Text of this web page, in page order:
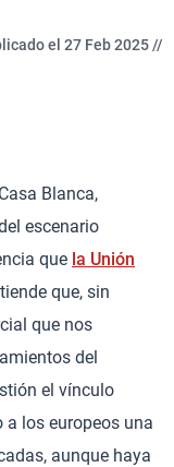
el 27 Feb 2025 //
Blanca,
escenario
que la Unión
que, sin
que nos
del
el vínculo
los europeos una
aunque haya